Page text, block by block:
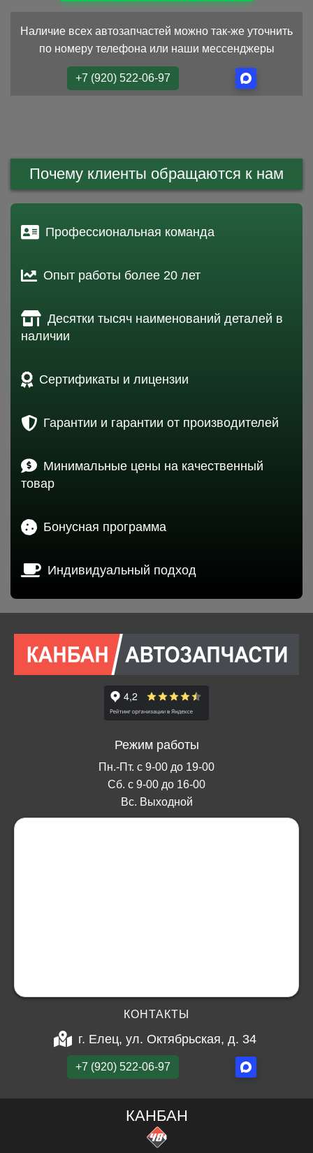
Наличие всех автозапчастей можно так-же уточнить
по номеру телефона или наши мессенджеры
+7 (920) 522-06-97
Почему клиенты обращаются к нам
Профессиональная команда
Опыт работы более 20 лет
Десятки тысяч наименований деталей в
наличии
Сертификаты и лицензии
Гарантии и гарантии от производителей
Минимальные цены на качественный
товар
Бонусная программа
Индивидуальный подход
Режим работы
Пн.-Пт. с 9-00 до 19-00
Сб. с 9-00 до 16-00
Вс. Выходной
КОНТАКТЫ
г. Елец, ул. Октябрьская, д. 34
+7 (920) 522-06-97
КАНБАН